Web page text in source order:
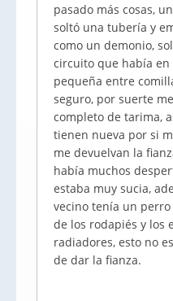
pasado más cosas,
soltó una tubería y
como un demonio,
circuito que había
pequeña entre
seguro, por suerte
completo de tarima,
tienen nueva por si
me devuelvan la
había muchos
estaba muy sucia,
vecino tenía un
de los rodapiés y los
radiadores, esto no
de dar la fianza.